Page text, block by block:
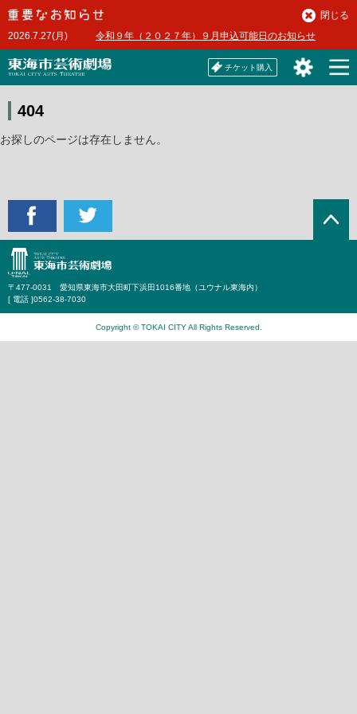
本
文
へ2026.7.27(月) 令和９年（２０２７年）９月申込可能日のお知らせ
閉じる
チケット購入
404
お探しのページは存在しません。
〒477-0031 愛知県東海市大田町下浜田1016番地（ユウナル東海内）
[ 電話 ]0562-38-7030
Copyright © TOKAI CITY All Rights Reserved.